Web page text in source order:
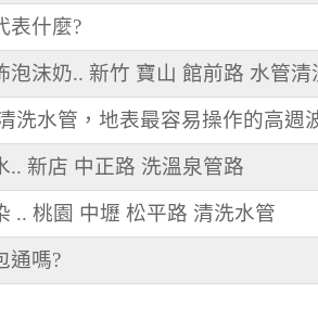
表什麼?
泡沫奶.. 新竹 寶山 館前路 水管清
洗水管，地表最容易操作的高週
.. 新店 中正路 洗溫泉管路
.. 桃園 中壢 松平路 清洗水管
通嗎?